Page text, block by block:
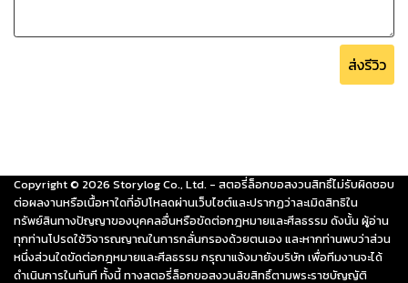
ส่งรีวิว
Copyright © 2026 Storylog Co., Ltd. - สตอรี่ล็อกขอสงวนสิทธิ์ไม่รับผิดชอบ
ต่อผลงานหรือเนื้อหาใดที่อัปโหลดผ่านเว็บไซต์และปรากฏว่าละเมิดสิทธิใน
ทรัพย์สินทางปัญญาของบุคคลอื่นหรือขัดต่อกฎหมายและศีลธรรม ดังนั้น ผู้อ่าน
ทุกท่านโปรดใช้วิจารณญาณในการกลั่นกรองด้วยตนเอง และหากท่านพบว่าส่วน
หนึ่งส่วนใดขัดต่อกฎหมายและศีลธรรม กรุณาแจ้งมายังบริษัท เพื่อทีมงานจะได้
ดำเนินการในทันที ทั้งนี้ ทางสตอรี่ล็อกขอสงวนลิขสิทธิ์ตามพระราชบัญญัติ